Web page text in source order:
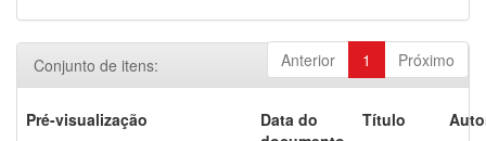
Anterior 1 Próximo
Conjunto de itens:
Pré-visualização
Data do
Título